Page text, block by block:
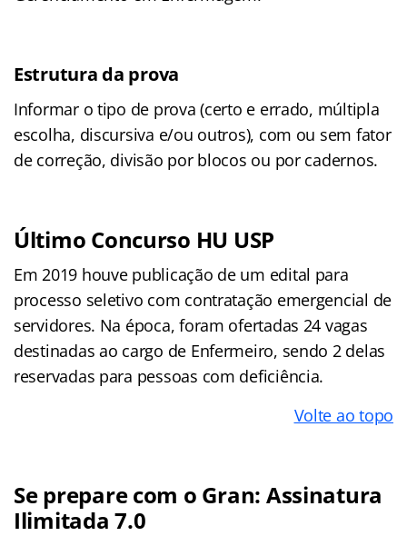
Estrutura da prova
Informar o tipo de prova (certo e errado, múltipla
escolha, discursiva e/ou outros), com ou sem fator
de correção, divisão por blocos ou por cadernos.
Último Concurso HU USP
Em 2019 houve publicação de um edital para
processo seletivo com contratação emergencial de
servidores. Na época, foram ofertadas 24 vagas
destinadas ao cargo de Enfermeiro, sendo 2 delas
reservadas para pessoas com deficiência.
Volte ao topo
Se prepare com o Gran: Assinatura
Ilimitada 7.0